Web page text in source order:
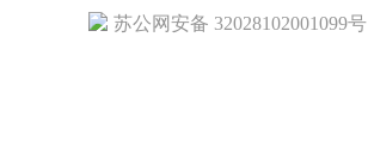
苏公网安备 32028102001099号